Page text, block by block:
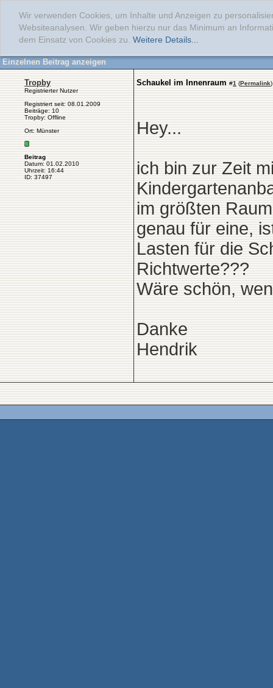
Wir verwenden Cookies, um Inhalte und Anzeigen zu
Websiteanalysen. Wir geben hierzu nur das Minimum an
dem Einsatz von Cookies zu. Weitere Details...
Einzelnen Beitrag anzeigen
Tropby
Registrierter Nutzer
Registriert seit: 08.01.2009
Beiträge: 10
Tropby: Offline
Ort: Münster
Beitrag
Datum: 01.02.2010
Uhrzeit: 16:44
ID: 37497
Schaukel im Innenraum #1 (Permalink)
Hey...
ich bin zur Zeit
im größten
genau für eine,
Lasten für die
Richtwerte???
Wäre schön,
Danke
Hendrik